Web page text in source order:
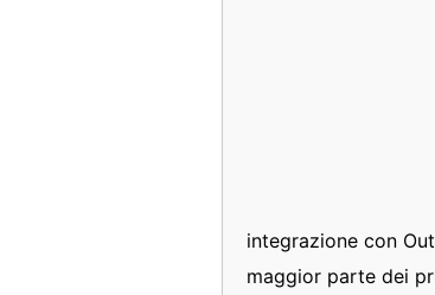
integrazione con
maggior parte dei